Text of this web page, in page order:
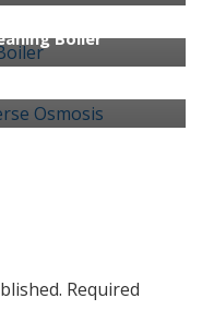
Boiler
Required